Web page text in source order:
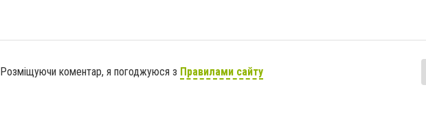
Розміщуючи коментар, я погоджуюся з Правилами сайту